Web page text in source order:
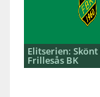
Elitserien:
Frillesås BK